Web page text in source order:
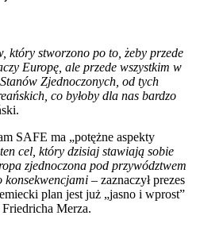
który stworzono po to, żeby przede
Europę, ale przede wszystkim w
Zjednoczonych, od tych
co byłoby dla nas bardzo
SAFE ma „potężne aspekty
cel, który dzisiaj stawiają sobie
zjednoczona pod przywództwem
konsekwencjami – zaznaczył prezes
plan jest już „jasno i wprost”
Merza.